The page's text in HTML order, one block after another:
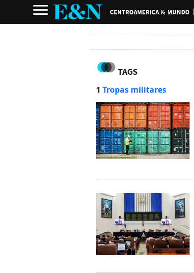
CENTROAMERICA & MUNDO
TAGS
1 Tropas militares